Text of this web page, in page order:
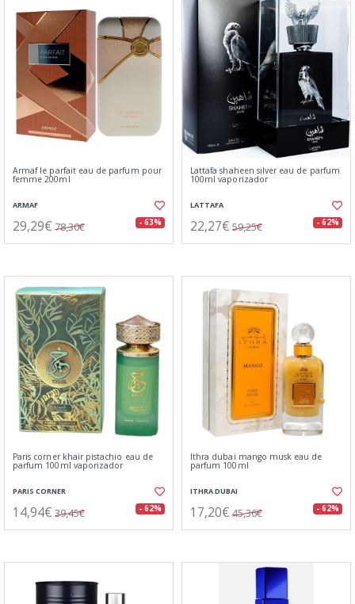
Armaf le parfait eau de parfum pour
femme 200ml
ARMAF
29,29€ 78,30€ - 63%
Lattafa shaheen silver eau de parfum
100ml vaporizador
LATTAFA
22,27€ 59,25€ - 62%
Paris corner khair pistachio eau de
parfum 100ml vaporizador
PARIS CORNER
14,94€ 39,45€ - 62%
Ithra dubai mango musk eau de
parfum 100ml
ITHRA DUBAI
17,20€ 45,36€ - 62%